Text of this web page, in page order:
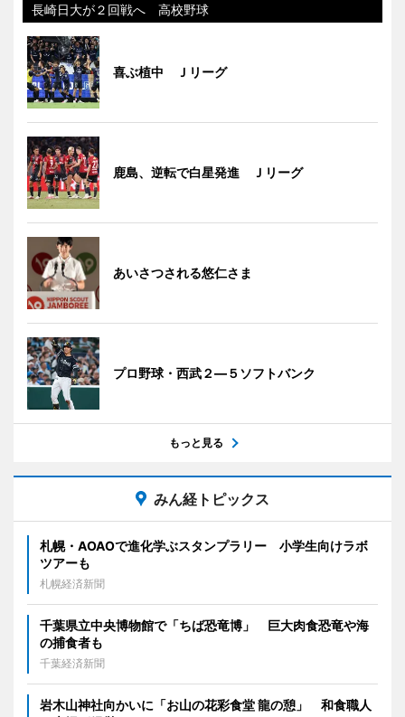
長崎日大が２回戦へ 高校野球
喜ぶ植中 Ｊリーグ
鹿島、逆転で白星発進 Ｊリーグ
あいさつされる悠仁さま
プロ野球・西武２―５ソフトバンク
もっと見る
みん経トピックス
札幌・AOAOで進化学ぶスタンプラリー 小学生向けラボ
ツアーも
札幌経済新聞
千葉県立中央博物館で「ちば恐竜博」 巨大肉食恐竜や海
の捕食者も
千葉経済新聞
岩木山神社向かいに「お山の花彩食堂 龍の憩」 和食職人